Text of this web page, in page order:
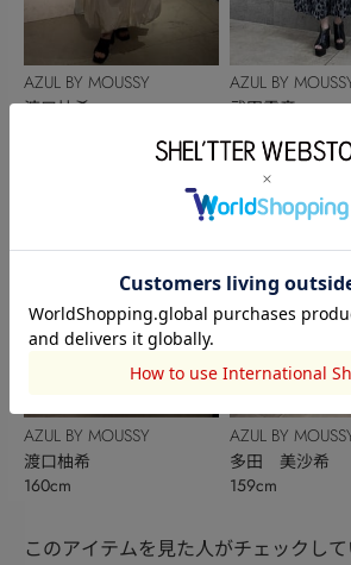
AZUL BY MOUSSY
渡口柚希
AZUL BY MOUSSY
渡口柚希
160cm
AZUL BY
武田雪音
AZUL BY
多田 美沙希
159cm
このアイテムを見た人がチェックし